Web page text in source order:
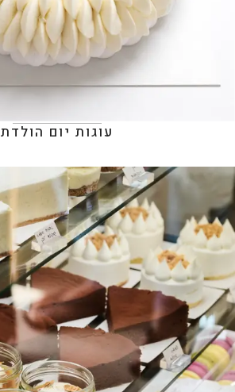
עוגות יום הולדת